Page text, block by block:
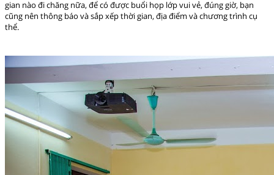
gian nào đi chăng nữa, để có được buổi họp lớp vui vẻ, đúng giờ, bạn
cũng nên thông báo và sắp xếp thời gian, địa điểm và chương trình cụ
thể.